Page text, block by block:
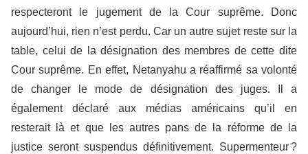
respecteront le jugement de la Cour suprême. Donc
aujourd’hui, rien n’est perdu. Car un autre sujet reste sur la
table, celui de la désignation des membres de cette dite
Cour suprême. En effet, Netanyahu a réaffirmé sa volonté
de changer le mode de désignation des juges. Il a
également déclaré aux médias américains qu’il en
resterait là et que les autres pans de la réforme de la
justice seront suspendus définitivement. Supermenteur ?